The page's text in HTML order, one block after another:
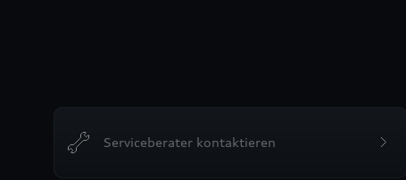
Serviceberater kontaktieren